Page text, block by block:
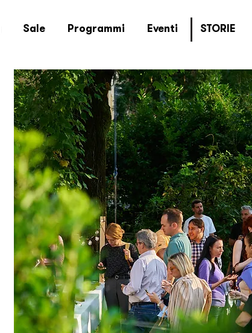
Sale Programmi Eventi STORIE